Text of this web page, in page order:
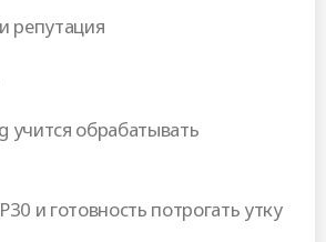
репутация
учится обрабатывать
и готовность потрогать утку